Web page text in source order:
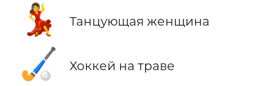
💃 Танцующая женщина
🏑 Хоккей на траве